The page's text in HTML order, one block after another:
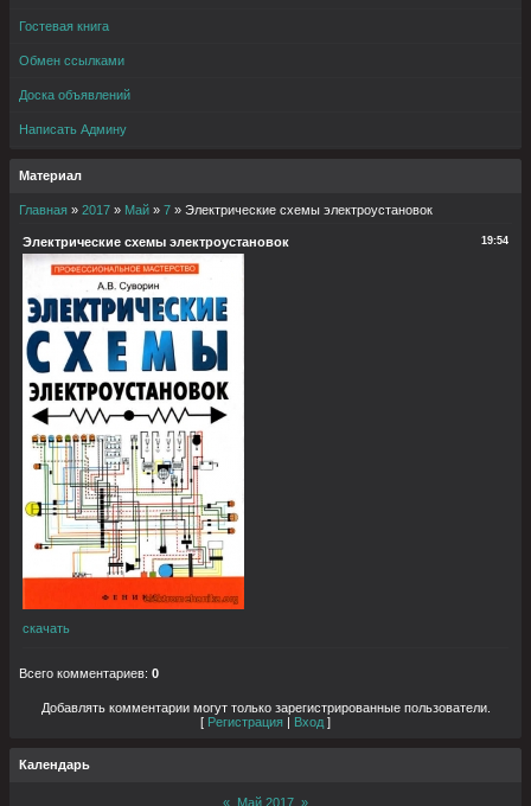
Гостевая книга
Обмен ссылками
Доска объявлений
Написать Админу
Материал
Главная » 2017 » Май » 7 » Электрические схемы электроустановок
19:54
Электрические схемы электроустановок
скачать
Всего комментариев: 0
Добавлять комментарии могут только зарегистрированные пользователи.
[ Регистрация | Вход ]
Календарь
« Май 2017 »